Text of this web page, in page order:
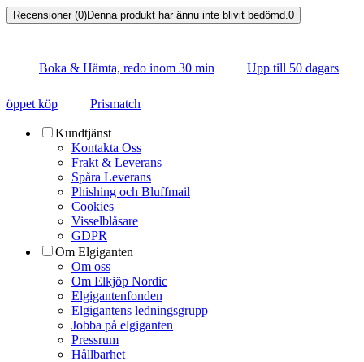
Recensioner (0)Denna produkt har ännu inte blivit bedömd. 0
Boka & Hämta, redo inom 30 min Upp till 50 dagars
öppet köp Prismatch
Kundtjänst
Kontakta Oss
Frakt & Leverans
Spåra Leverans
Phishing och Bluffmail
Cookies
Visselblåsare
GDPR
Om Elgiganten
Om oss
Om Elkjöp Nordic
Elgigantenfonden
Elgigantens ledningsgrupp
Jobba på elgiganten
Pressrum
Hållbarhet